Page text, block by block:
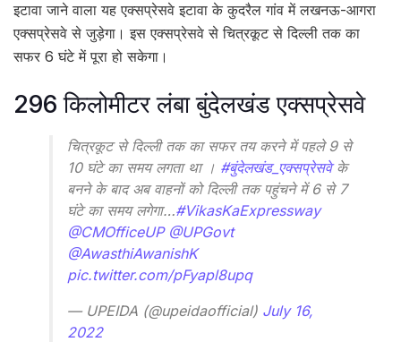
इटावा जाने वाला यह एक्सप्रेसवे इटावा के कुदरैल गांव में लखनऊ-आगरा
एक्सप्रेसवे से जुड़ेगा। इस एक्सप्रेसवे से चित्रकूट से दिल्ली तक का
सफर 6 घंटे में पूरा हो सकेगा।
296 किलोमीटर लंबा बुंदेलखंड एक्सप्रेसवे
चित्रकूट से दिल्ली तक का सफर तय करने में पहले 9 से
10 घंटे का समय लगता था । #बुंदेलखंड_एक्सप्रेसवेके
बनने के बाद अब वाहनों को दिल्ली तक पहुंचने में 6 से 7
घंटे का समय लगेगा…#VikasKaExpressway
@CMOfficeUP @UPGovt
@AwasthiAwanishK
pic.twitter.com/pFyapl8upq
— UPEIDA (@upeidaofficial) July 16,
2022